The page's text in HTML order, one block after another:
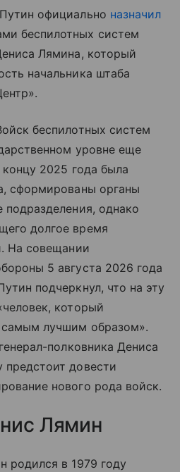
официально назначил
беспилотных систем
Лямина, который
начальника штаба
беспилотных систем
уровне еще
2025 года была
сформированы органы
однако
долгое время
На совещании
5 августа 2026 года
подчеркнул, что на эту
который
самым лучшим образом».
полковника Дениса
довести
нового рода войск.
Лямин
родился в 1979 году